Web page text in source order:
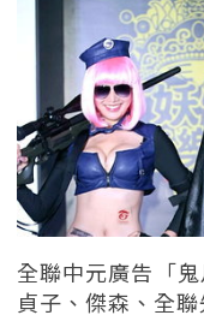
全聯中元廣告「
貞子、傑森、全